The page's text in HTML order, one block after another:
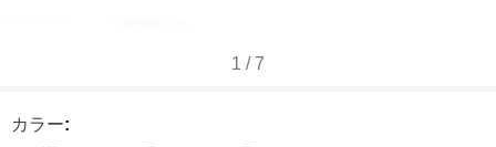
1 /7
カラー: